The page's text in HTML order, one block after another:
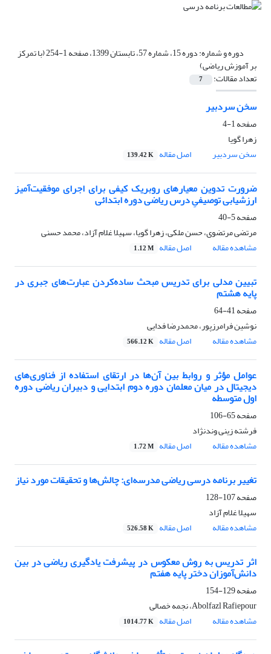
دوره و شماره: دوره 15، شماره 57، تابستان 1399، صفحه 1-254 (با تمرکز
بر آموزش ریاضی)
تعداد مقالات: 7
سخن سردبیر
صفحه1-4
زهرا گویا
سخن سردبیر
اصل مقاله 139.42 K
ضرورت تدوین معیارهای روبریک کیفی برای اجرای موفقیت‌آمیز
ارزشیابی توصیفیِ درس ریاضی دوره ابتدائی
صفحه5-40
مرتضی مرتضوی، حسن ملکی، زهرا گویا، سهیلا غلام آزاد، محمد حسنی
مشاهده مقاله
اصل مقاله 1.12 M
تبیین مدلی برای تدریس مبحث ساده‌کردن عبارت‌های جبری در
پایه هشتم
صفحه41-64
نوشین فرامرزپور، محمدرضا فدایی
مشاهده مقاله
اصل مقاله 566.12 K
عوامل مؤثر و روابط بین آن‌ها در ارتقای استفاده از فناوری‌های
دیجیتال در میان معلمان دوره دوم ابتدایی و دبیران ریاضی دوره
اول متوسطه
صفحه65-106
فرشته زینی وندنژاد
مشاهده مقاله
اصل مقاله 1.72 M
تغییر برنامه درسی ریاضی مدرسه‌ای: چالش‌ها و تحقیقات مورد نیاز
صفحه107-128
سهیلا غلام آزاد
مشاهده مقاله
اصل مقاله 526.58 K
اثر تدریس به روش معکوس در پیشرفت یادگیری ریاضی در بین
دانش‌آموزان دختر پایه هفتم
صفحه129-154
Abolfazl Rafiepour، نجمه خصالی
مشاهده مقاله
اصل مقاله 1014.77 K